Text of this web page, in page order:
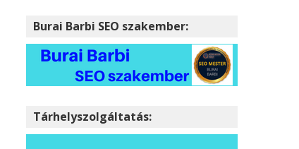
Burai Barbi SEO szakember:
Tárhelyszolgáltatás: